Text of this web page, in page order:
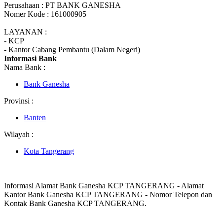
Perusahaan : PT BANK GANESHA
Nomer Kode : 161000905
LAYANAN :
- KCP
- Kantor Cabang Pembantu (Dalam Negeri)
Informasi Bank
Nama Bank :
Bank Ganesha
Provinsi :
Banten
Wilayah :
Kota Tangerang
Informasi Alamat Bank Ganesha KCP TANGERANG - Alamat
Kantor Bank Ganesha KCP TANGERANG - Nomor Telepon dan
Kontak Bank Ganesha KCP TANGERANG.